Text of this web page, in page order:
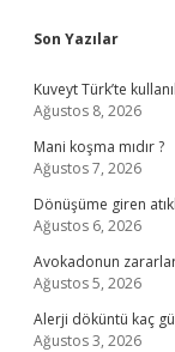
Sidebar
Son Yazılar
Kuveyt Türk’te
Ağustos 8, 2026
Mani koşma mıdır ?
Ağustos 7, 2026
Dönüşüme giren
Ağustos 6, 2026
Avokadonun
Ağustos 5, 2026
Alerji döküntü kaç
Ağustos 3, 2026